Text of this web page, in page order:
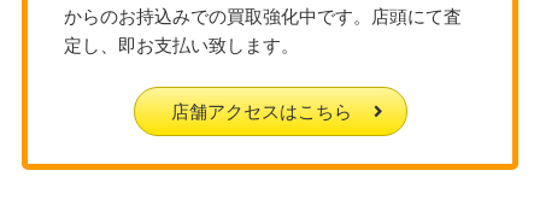
からのお持込みでの買取強化中です。店頭にて査
定し、即お支払い致します。
店舗アクセスはこちら